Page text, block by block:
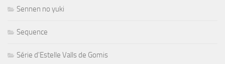
Sennen no yuki
Sequence
Série d'Estelle Valls de Gomis